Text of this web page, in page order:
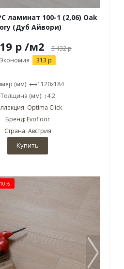
ламинат 100-1 (2,06) Оak
(Дуб Айвори)
р /м2 3 132р
Экономия 313 р
(мм): ⟷1120x184
Толщина (мм): ↕4.2
Optima Click
Бренд: Evofloor
Страна: Австрия
Купить